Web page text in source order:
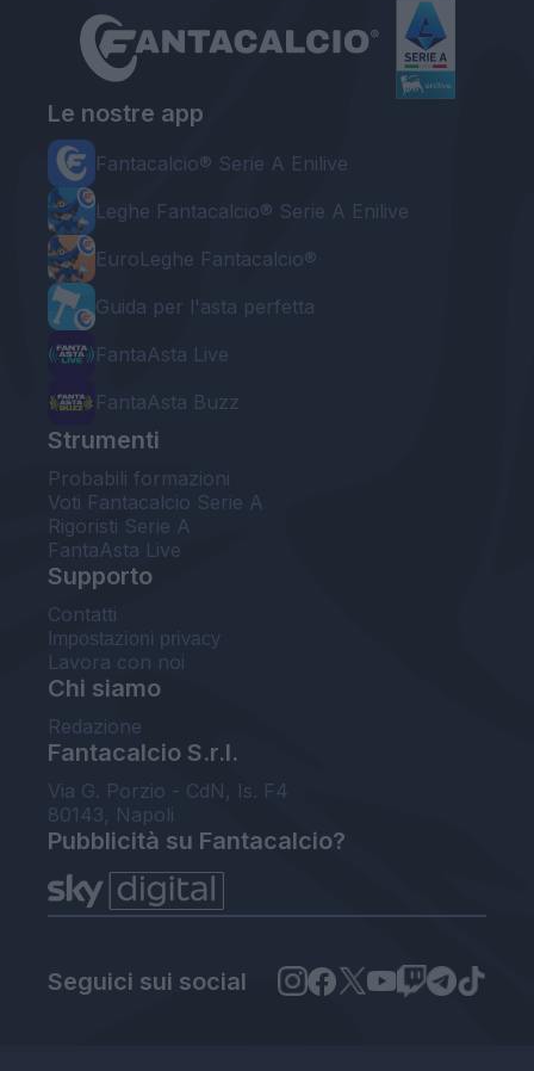
Le nostre app
Fantacalcio® Serie A Enilive
Leghe Fantacalcio® Serie A Enilive
EuroLeghe Fantacalcio®
Guida per l'asta perfetta
FantaAsta Live
FantaAsta Buzz
Strumenti
Probabili formazioni
Voti Fantacalcio Serie A
Rigoristi Serie A
FantaAsta Live
Supporto
Contatti
Impostazioni privacy
Lavora con noi
Chi siamo
Redazione
Fantacalcio S.r.l.
Via G. Porzio - CdN, Is. F4
80143, Napoli
Pubblicità su Fantacalcio?
Seguici sui social